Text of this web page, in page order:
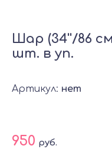
Шар (34''/86
шт. в уп.
Артикул: нет
950 руб.